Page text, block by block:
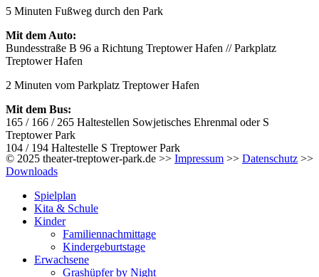
5 Minuten Fußweg durch den Park
Mit dem Auto:
Bundesstraße B 96 a Richtung Treptower Hafen // Parkplatz
Treptower Hafen
2 Minuten vom Parkplatz Treptower Hafen
Mit dem Bus:
165 / 166 / 265 Haltestellen Sowjetisches Ehrenmal oder S
Treptower Park
104 / 194 Haltestelle S Treptower Park
© 2025 theater-treptower-park.de >> Impressum >> Datenschutz >>
Downloads
Spielplan
Kita & Schule
Kinder
Familiennachmittage
Kindergeburtstage
Erwachsene
Grashüpfer by Night